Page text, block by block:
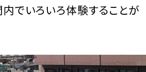
でいろいろ体験することが